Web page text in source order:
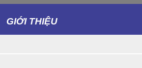
GIỚI THIỆU